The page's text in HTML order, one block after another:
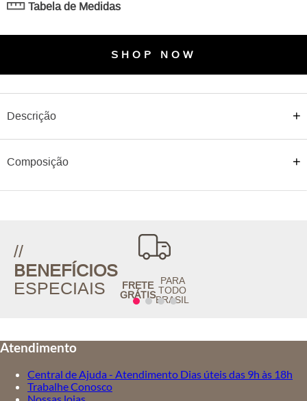
Tabela de Medidas
SHOP NOW
Descrição
Composição
//
BENEFÍCIOS
ESPECIAIS
FRETE
GRÁTIS
PARA
TODO
BRASIL
Atendimento
Central de Ajuda - Atendimento Dias úteis das 9h às 18h
Trabalhe Conosco